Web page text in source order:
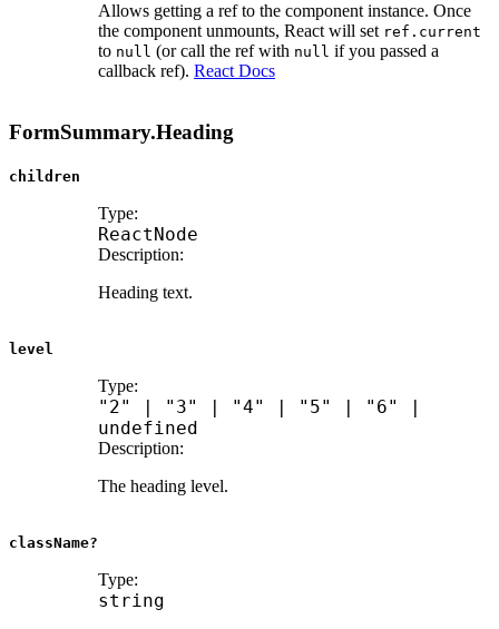
Allows getting a ref to the component instance. Once
the component unmounts, React will set ref.current
to null (or call the ref with null if you passed a
callback ref). React Docs
FormSummary.Heading
children
Type:
ReactNode
Description:
Heading text.
level
Type:
"2" | "3" | "4" | "5" | "6"
|
undefined
Description:
The heading level.
className?
Type:
string